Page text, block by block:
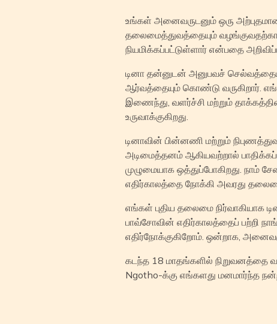
உங்கள் அனைவருடனும் ஒரு அற்புதமான
தலைமைத்துவத்தையும்
நியமிக்கப்பட்டுள்ளார் என்பதை
டினா தன்னுடன் அனுபவச்
ஆர்வத்தையும் கொண்டு வருகிறார்.
இணைந்து, வளர்ச்சி மற்றும்
உருவாக்குகிறது.
டினாவின் பின்னணி மற்றும்
அடிமைத்தனம் ஆகியவற்றால்
முழுமையாக ஒத்துப்போகிறது. நாம்
எதிர்காலத்தை நோக்கி அவரது
எங்கள் புதிய தலைமை நிர்வாகியாக
பாவ்சோவின் எதிர்காலத்தைப் பற்றி
எதிர்நோக்குகிறோம். ஒன்றாக,
கடந்த 18 மாதங்களில் நிறுவனத்தை
Ngotho-க்கு எங்களது மனமார்ந்த